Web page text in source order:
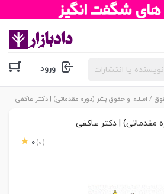
ورود
/ اسلام و حقوق بشر (دوره مقدماتی) | دکتر عاکفی
مقدماتی) | دکتر عاکفی
0 (0)